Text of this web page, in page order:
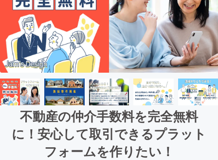
不動産の仲介手数料を完全無料
に！安心して取引できるプラット
フォームを作りたい！